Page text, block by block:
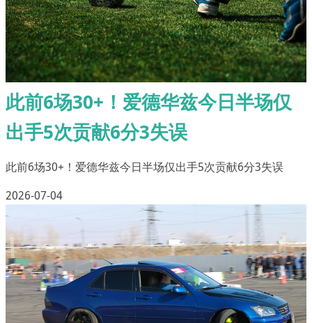
此前6场30+！爱德华兹今日半场仅
出手5次贡献6分3失误
此前6场30+！爱德华兹今日半场仅出手5次贡献6分3失误
2026-07-04